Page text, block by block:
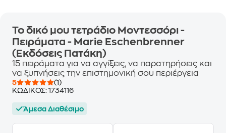
Το δικό μου τετράδιο Μοντεσσόρι -
Πειράματα - Marie Eschenbrenner
(Εκδόσεις Πατάκη)
15 πειράματα για να αγγίξεις, να παρατηρήσεις και
να ξυπνήσεις την επιστημονική σου περιέργεια
5
(1)
ΚΩΔΙΚΟΣ: 1734116
Άμεσα Διαθέσιμο